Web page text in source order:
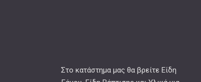
Στο κατάστημα μας θα βρείτε Είδη